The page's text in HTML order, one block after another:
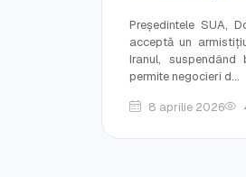
Președintele SUA,
acceptă un
Iranul, suspendând
permite negocieri d...
8 aprilie 2026